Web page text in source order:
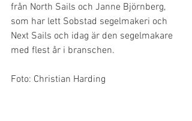
från North Sails och Janne Björnberg,
som har lett Sobstad segelmakeri och
Next Sails och idag är den segelmakare
med flest år i branschen.
Foto: Christian Harding